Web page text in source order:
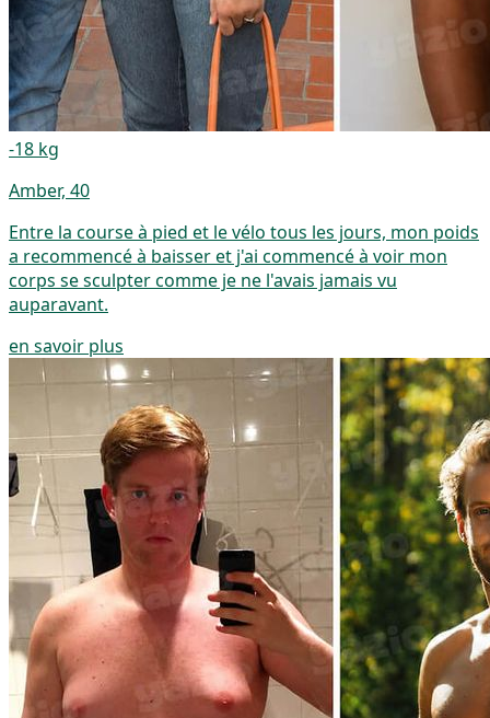
-18 kg
Amber, 40
Entre la course à pied et le vélo tous les jours, mon poids
a recommencé à baisser et j'ai commencé à voir mon
corps se sculpter comme je ne l'avais jamais vu
auparavant.
en savoir plus